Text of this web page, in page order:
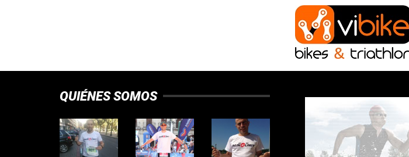
QUIÉNES SOMOS